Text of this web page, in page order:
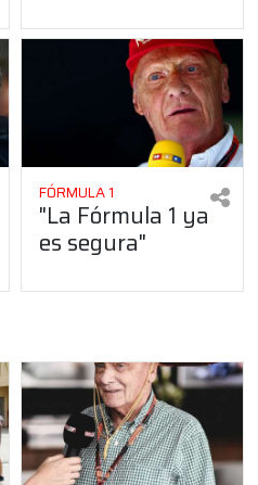
FÓRMULA 1
"La Fórmula 1 ya
es segura"